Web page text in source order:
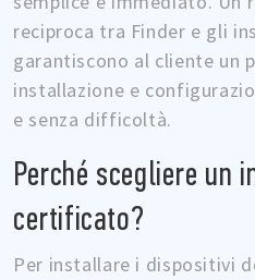
reciproca tra Finder e gli
garantiscono al cliente un
installazione e
e senza difficoltà.
Perché scegliere un
certificato?
Per installare i dispositivi